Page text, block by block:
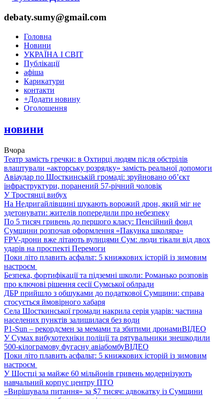
debaty.sumy@gmail.com
Головна
Новини
УКРАЇНА І СВІТ
Публікації
афіша
Карикатури
контакти
+Додати новину
Оголошення
новини
Вчора
Театр замість гречки: в Охтирці людям після обстрілів
влаштували «акторську розрядку» замість реальної допомоги
Авіаудар по Шосткинській громаді: зруйновано об’єкт
інфраструктури, поранений 57-річний чоловік
У Тростянці вибух
На Недригайлівщині шукають ворожий дрон, який міг не
здетонувати: жителів попередили про небезпеку
По 5 тисяч гривень до першого класу: Пенсійний фонд
Сумщини розпочав оформлення «Пакунка школяра»
FPV-дрони вже літають вулицями Сум: люди тікали від двох
ударів на проспекті Перемоги
Поки літо плавить асфальт: 5 книжкових історій із зимовим
настроєм
Безпека, фортифікації та підземні школи: Романько розповів
про ключові рішення сесії Сумської облради
ДБР прийшло з обшуками до податкової Сумщини: справа
стосується ймовірного хабаря
Села Шосткинської громади накрила серія ударів: частина
населених пунктів залишилася без води
P1-Sun – рекордсмен за мемами та збитими дронамиВІДЕО
У Сумах вибухотехніки поліції та рятувальники знешкодили
500-кілограмову фугасну авіабомбуВІДЕО
Поки літо плавить асфальт: 5 книжкових історій із зимовим
настроєм
У Шостці за майже 60 мільйонів гривень модернізують
навчальний корпус центру ПТО
«Вирішувала питання» за $7 тисяч: адвокатку із Сумщини